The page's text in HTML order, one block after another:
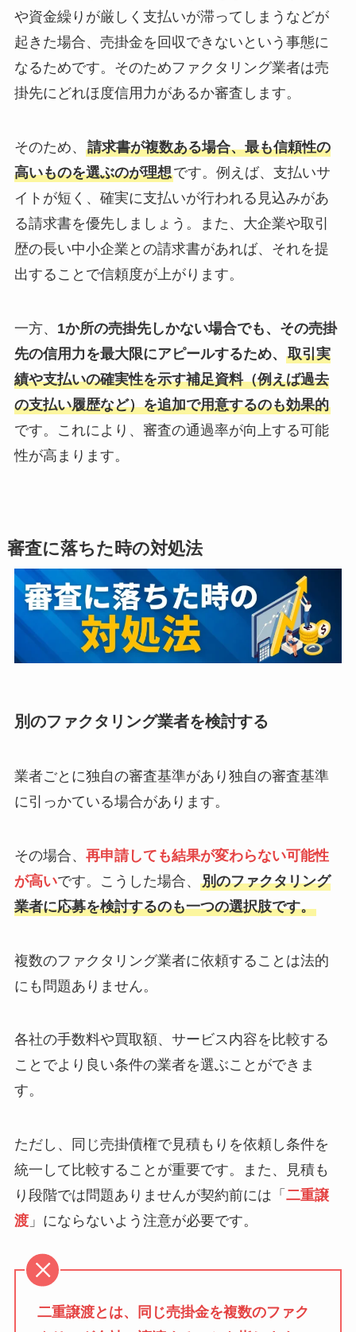
や資金繰りが厳しく支払いが滞ってしまうなどが
起きた場合、売掛金を回収できないという事態に
なるためです。そのためファクタリング業者は売
掛先にどれほ度信用力があるか審査します。
そのため、 請求書が複数ある場合、最も信頼性の
高いものを選ぶのが理想です。例えば、支払いサ
イトが短く、確実に支払いが行われる見込みがあ
る請求書を優先しましょう。また、大企業や取引
歴の長い中小企業との請求書があれば、それを提
出することで信頼度が上がります。
一方、 1か所の売掛先しかない場合でも、その売掛
先の信用力を最大限にアピールするため、 取引実
績や支払いの確実性を示す補足資料（例えば過去
の支払い履歴など）を追加で用意するのも効果的
です。これにより、審査の通過率が向上する可能
性が高まります。
審査に落ちた時の対処法
別のファクタリング業者を検討する
業者ごとに独自の審査基準があり独自の審査基準
に引っかている場合があります。
その場合、 再申請しても結果が変わらない可能性
が高いです。こうした場合、 別のファクタリング
業者に応募を検討するのも一つの選択肢です。
複数のファクタリング業者に依頼することは法的
にも問題ありません。
各社の手数料や買取額、サービス内容を比較する
ことでより良い条件の業者を選ぶことができま
す。
ただし、同じ売掛債権で見積もりを依頼し条件を
統一して比較することが重要です。また、見積も
り段階では問題ありませんが契約前には「 二重譲
渡」にならないよう注意が必要です。
二重譲渡とは、同じ売掛金を複数のファク